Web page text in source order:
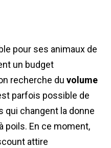
pour ses animaux de
un budget
recherche du volume
parfois possible de
changent la donne
poils. En ce moment,
attire